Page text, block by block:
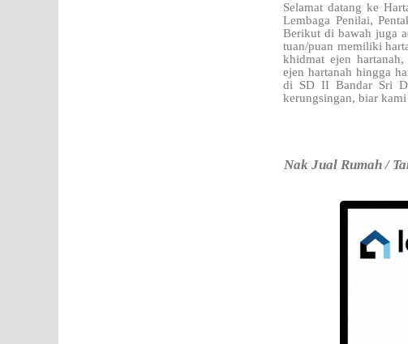
Selamat datang ke
Lembaga Penilai,
Berikut di bawah juga
tuan/puan memiliki
khidmat ejen
ejen hartanah hingga
di SD II Bandar Sri
kerungsingan, biar
Nak Jual Rumah /